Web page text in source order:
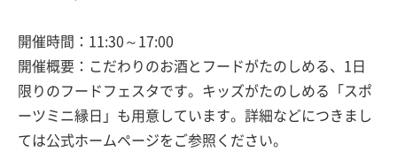
開催時間：11:30～17:00
開催概要：こだわりのお酒とフードがたのしめる、1日
限りのフードフェスタです。キッズがたのしめる「スポ
ーツミニ縁日」も用意しています。詳細などにつきまし
ては公式ホームページをご参照ください。